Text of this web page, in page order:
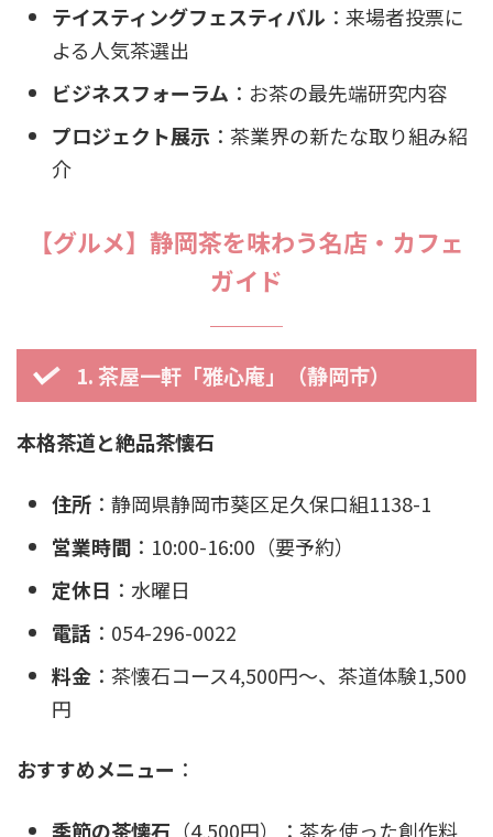
テイスティングフェスティバル ：来場者投票に
よる人気茶選出
ビジネスフォーラム ：お茶の最先端研究内容
プロジェクト展示 ：茶業界の新たな取り組み紹
介
【グルメ】静岡茶を味わう名店・カフェ
ガイド
1. 茶屋一軒「雅心庵」（静岡市）
本格茶道と絶品茶懐石
住所 ：静岡県静岡市葵区足久保口組1138-1
営業時間 ：10:00-16:00（要予約）
定休日 ：水曜日
電話 ：054-296-0022
料金 ：茶懐石コース4,500円〜、茶道体験1,500
円
おすすめメニュー ：
季節の茶懐石 （4,500円）：茶を使った創作料